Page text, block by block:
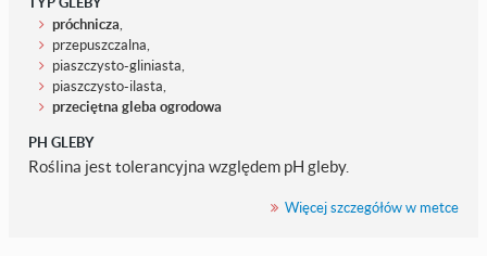
próchnicza
przepuszczalna,
piaszczysto-gliniasta,
piaszczysto-ilasta,
przeciętna gleba ogrodowa
PH GLEBY
Roślina jest tolerancyjna względem pH gleby.
Więcej szczegółów w metce